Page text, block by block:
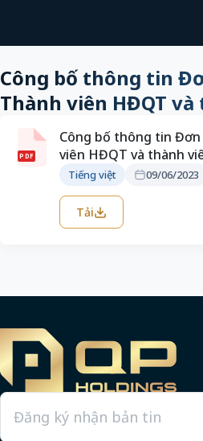
Công bố thông tin
Thành viên HĐQT và
PDF
Công bố thông tin
viên HĐQT và thành
Tiếng việt 09/06/2023
Tải
Email